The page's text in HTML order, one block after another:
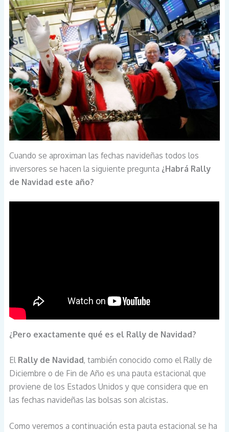
Cuando se aproximan las fechas navideñas todos los
inversores se hacen la siguiente pregunta ¿Habrá Rally
de Navidad este año?
¿Pero exactamente qué es el Rally de Navidad?
El Rally de Navidad, también conocido como el Rally de
Diciembre o de Fin de Año es una pauta estacional que
proviene de los Estados Unidos y que considera que en
las fechas navideñas las bolsas son alcistas.
Como veremos a continuación esta pauta estacional se ha